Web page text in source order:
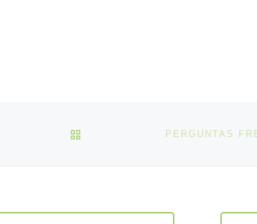
VOLTAR À LISTA DE ARTIGOS